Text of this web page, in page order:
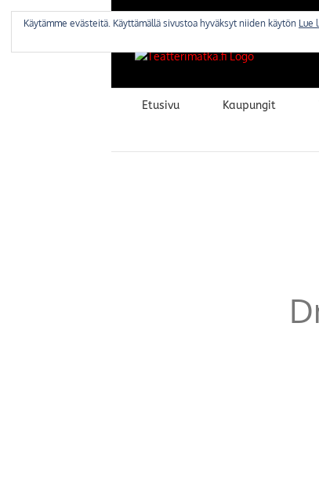
Etusivu Kaupungit
Käytämme evästeitä. Käyttämällä sivustoa hyväksyt niiden käytön Lue